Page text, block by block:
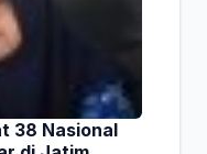
38 Nasional